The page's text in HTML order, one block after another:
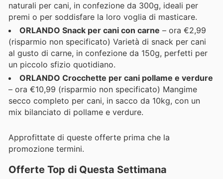
naturali per cani, in confezione da 300g, ideali per
premi o per soddisfare la loro voglia di masticare.
ORLANDO Snack per cani con carne – ora €2,99
(risparmio non specificato) Varietà di snack per cani
al gusto di carne, in confezione da 150g, perfetti per
un piccolo sfizio quotidiano.
ORLANDO Crocchette per cani pollame e verdure
– ora €10,99 (risparmio non specificato) Mangime
secco completo per cani, in sacco da 10kg, con un
mix bilanciato di pollame e verdure.
Approfittate di queste offerte prima che la
promozione termini.
Offerte Top di Questa Settimana